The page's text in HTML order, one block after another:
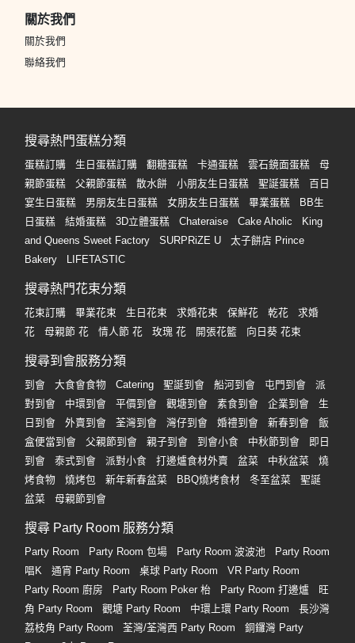
關於我們
關於我們
聯絡我們
搜尋熱門蛋糕分類
蛋糕訂購 生日蛋糕訂購 翻糖蛋糕 卡通蛋糕 雲石鏡面蛋糕
母
親節蛋糕
父親節蛋糕 散水餅 小朋友生日蛋糕 聖誕蛋糕
百日
宴生日蛋糕
男朋友生日蛋糕 女朋友生日蛋糕 畢業蛋糕
BB生
日蛋糕
結婚蛋糕 3D立體蛋糕 Chateraise Cake Aholic
King
and Queens Sweet Factory
SURPRiZE U
太子餅店 Prince
Bakery
LIFETASTIC
搜尋熱門花束分類
花束訂購 畢業花束 生日花束 求婚花束 保鮮花 乾花
求婚
花
母親節 花 情人節 花 玫瑰 花 開張花籃 向日葵 花束
搜尋到會服務分類
到會 大食會食物 Catering 聖誕到會 船河到會 屯門到會
派
對到會
中環到會 平價到會 觀塘到會 素食到會 企業到會
生
日到會
外賣到會 荃灣到會 灣仔到會 婚禮到會 新春到會
飯
盒便當到會
父親節到會 親子到會 到會小食 中秋節到會
即日
到會
泰式到會 派對小食 打邊爐食材外賣 盆菜 中秋盆菜
燒
烤食物
燒烤包 新年新春盆菜 BBQ燒烤食材 冬至盆菜
聖誕
盆菜
母親節到會
搜尋 Party Room 服務分類
Party Room Party Room 包場 Party Room 波波池
Party Room
唱K
通宵 Party Room 桌球 Party Room
VR Party Room
Party Room 廚房
Party Room Poker 枱 Party Room 打邊爐
旺
角 Party Room
觀塘 Party Room 中環上環 Party Room
長沙灣
荔枝角 Party Room
荃灣/荃灣西 Party Room
銅鑼灣 Party